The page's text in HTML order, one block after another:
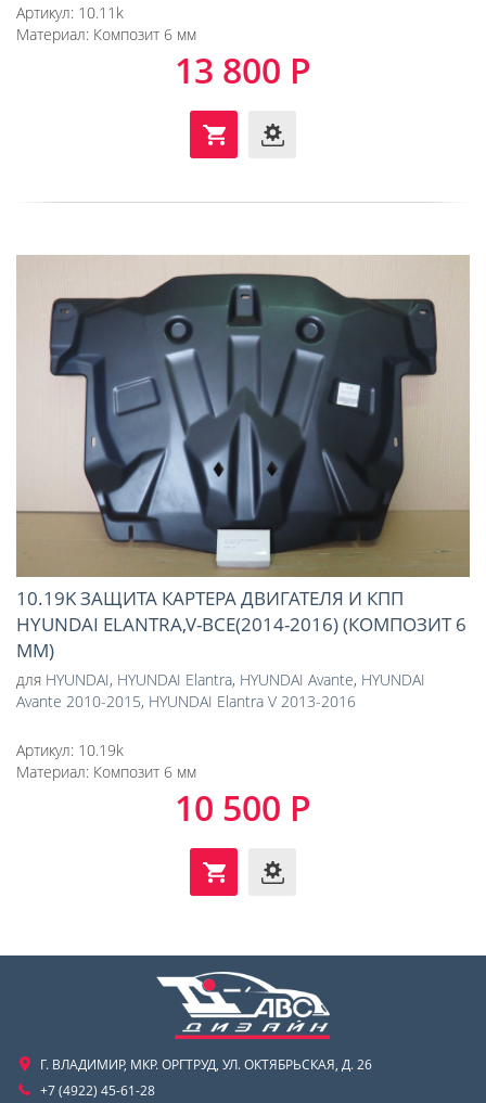
Артикул: 10.11k
Материал: Композит 6 мм
13 800 Р
10.19K ЗАЩИТА КАРТЕРА ДВИГАТЕЛЯ И КПП
HYUNDAI ELANTRA,V-ВСЕ(2014-2016) (КОМПОЗИТ 6
ММ)
для HYUNDAI, HYUNDAI Elantra, HYUNDAI Avante, HYUNDAI
Avante 2010-2015, HYUNDAI Elantra V 2013-2016
Артикул: 10.19k
Материал: Композит 6 мм
10 500 Р
Г. ВЛАДИМИР, МКР. ОРГТРУД, УЛ. ОКТЯБРЬСКАЯ, Д. 26
+7 (4922) 45-61-28